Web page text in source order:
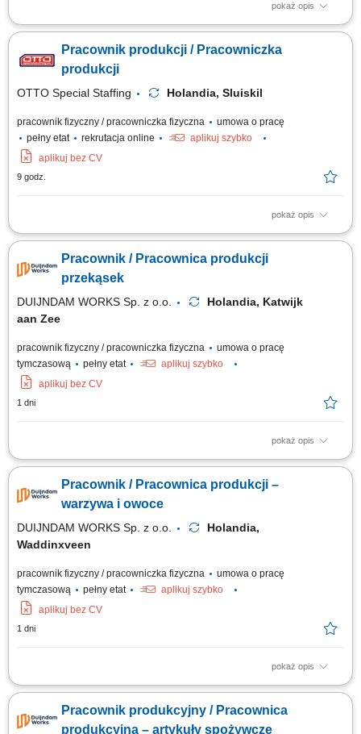
pokaż opis
Opis stanowiska Pakowanie gotowych produktów spożywczych zgodnie z
dystrybucji. Sprawdzanie poprawności produktów oraz ich jakości.
Obsługa prostych procesów produkcyjnych na linii. Utrzymywanie
Pracownik produkcji / Pracowniczka
produkcji
OTTO Special Staffing Holandia, Sluiskil
pracownik fizyczny / pracowniczka fizyczna
umowa o pracę
pełny etat
rekrutacja online
aplikuj szybko
aplikuj bez CV
9 godz.
pokaż opis
Zakres obowiązków sortowanie i selekcja różnych rodzajów materiałów
linię produkcyjną, wsparcie procesu odzysku metali i przygotowania
materiału do dalszego przetworzenia, praca przy taśmie produkcyjnej w
Pracownik / Pracownica produkcji
przekąsek
DUIJNDAM WORKS Sp. z o.o.
Holandia, Katwijk
aan Zee
pracownik fizyczny / pracowniczka fizyczna
umowa o pracę
tymczasową
pełny etat
aplikuj szybko
aplikuj bez CV
1 dni
pokaż opis
Kogo szukamy? Pakowanie, produkcja i etykietowanie gotowych
Czym będziesz się zajmować? Dla naszego klienta w Katwijk aan Zee
poszukujemy zmotywowanych osób do pracy na produkcji z żywnością.
Pracownik / Pracownica produkcji –
warzywa i owoce
DUIJNDAM WORKS Sp. z o.o.
Holandia,
Waddinxveen
pracownik fizyczny / pracowniczka fizyczna
umowa o pracę
tymczasową
pełny etat
aplikuj szybko
aplikuj bez CV
1 dni
pokaż opis
Kogo szukamy? Szukasz pracy, w której możesz zacząć bez
oraz warzyw! Czym będziesz się zajmować? Dla naszego klienta w
Waddinxveen poszukujemy zmotywowanych osób do pracy w dziale
Pracownik produkcyjny / Pracownica
produkcyjna – artykuły spożywcze